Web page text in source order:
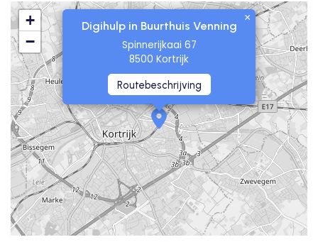
Digihulp in Buurthuis Venning
Spinnerijkaai 67
8500 Kortrijk
Routebeschrijving
×
+
−